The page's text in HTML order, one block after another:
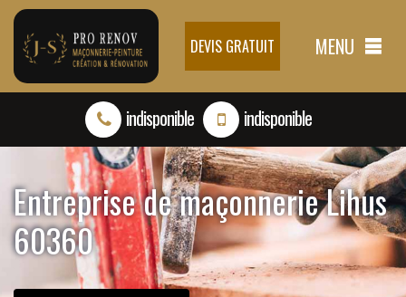
DEVIS GRATUIT MENU
indisponible indisponible
Entreprise de maçonnerie Lihus
60360